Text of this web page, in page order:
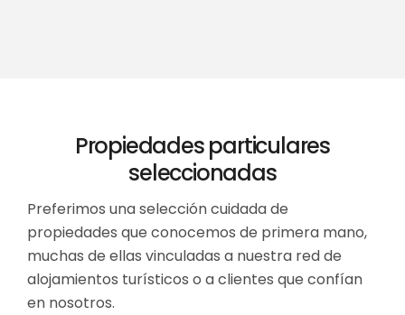
Propiedades particulares
seleccionadas
Preferimos una selección cuidada de
propiedades que conocemos de primera mano,
muchas de ellas vinculadas a nuestra red de
alojamientos turísticos o a clientes que confían
en nosotros.